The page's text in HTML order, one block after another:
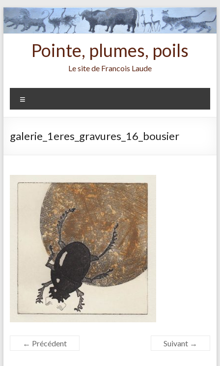
Aller
au
contenu
Pointe, plumes, poils
Le site de Francois Laude
galerie_1eres_gravures_16_bousier
← Précédent Suivant →